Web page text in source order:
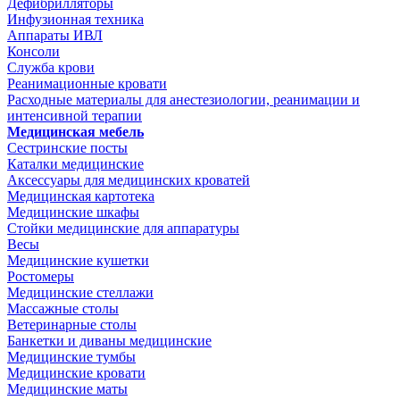
Дефибрилляторы
Инфузионная техника
Аппараты ИВЛ
Консоли
Служба крови
Реанимационные кровати
Расходные материалы для анестезиологии, реанимации и
интенсивной терапии
Медицинская мебель
Сестринские посты
Каталки медицинские
Аксессуары для медицинских кроватей
Медицинская картотека
Медицинские шкафы
Стойки медицинские для аппаратуры
Весы
Медицинские кушетки
Ростомеры
Медицинские стеллажи
Массажные столы
Ветеринарные столы
Банкетки и диваны медицинские
Медицинские тумбы
Медицинские кровати
Медицинские маты